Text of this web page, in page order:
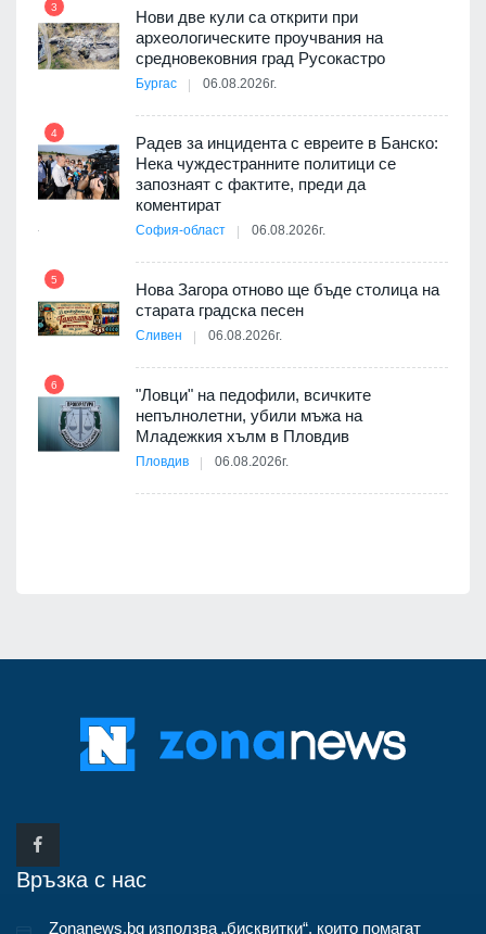
3
Нови две кули са открити при
археологическите проучвания на
средновековния град Русокастро
Бургас 06.08.2026г.
4
Радев за инцидента с евреите в Банско:
Нека чуждестранните политици се
запознаят с фактите, преди да
коментират
София-област 06.08.2026г.
5
Нова Загора отново ще бъде столица на
старата градска песен
Сливен 06.08.2026г.
6
"Ловци" на педофили, всичките
непълнолетни, убили мъжа на
Младежкия хълм в Пловдив
Пловдив 06.08.2026г.
Връзка с нас
Zonanews.bg използва „бисквитки“, които помагат